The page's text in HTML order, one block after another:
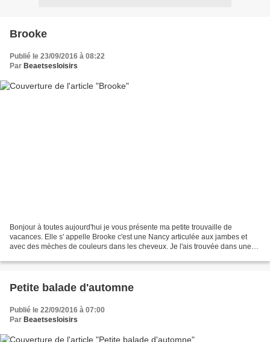
Brooke
Publié le 23/09/2016 à 08:22
Par Beaetsesloisirs
Bonjour à toutes aujourd'hui je vous présente ma petite trouvaille de
vacances. Elle s' appelle Brooke c'est une Nancy articulée aux jambes et
avec des mèches de couleurs dans les cheveux. Je l'ais trouvée dans une
Petite balade d'automne
Publié le 22/09/2016 à 07:00
Par Beaetsesloisirs